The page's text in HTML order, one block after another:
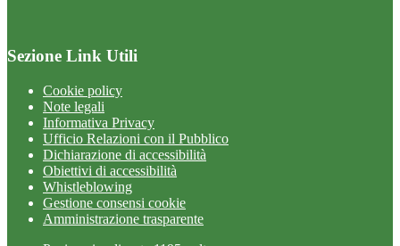
Sezione Link Utili
Cookie policy
Note legali
Informativa Privacy
Ufficio Relazioni con il Pubblico
Dichiarazione di accessibilità
Obiettivi di accessibilità
Whistleblowing
Gestione consensi cookie
Amministrazione trasparente